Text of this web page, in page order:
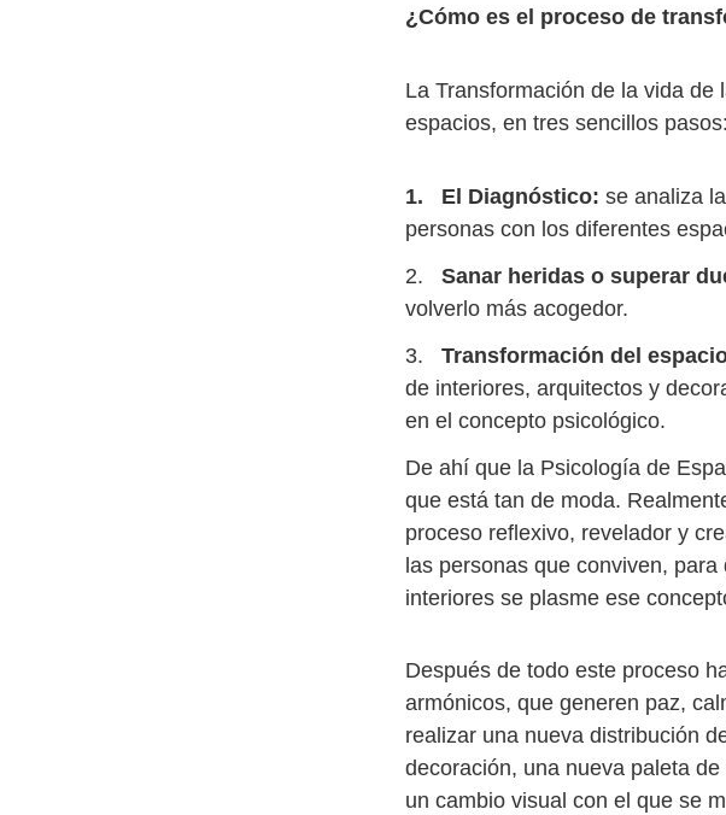
¿Cómo es el proceso de
La Transformación de la vida
espacios, en tres sencillos pasos:
1. El Diagnóstico: se analiza
personas con los diferentes
2. Sanar heridas o superar
volverlo más acogedor.
3. Transformación del
de interiores, arquitectos y
en el concepto psicológico.
De ahí que la Psicología de
que está tan de moda.
proceso reflexivo, revelador y
las personas que conviven,
interiores se plasme ese
Después de todo este proceso
armónicos, que generen paz,
realizar una nueva distribución
decoración, una nueva paleta
un cambio visual con el que se